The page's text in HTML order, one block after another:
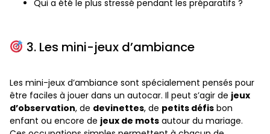
Qui a été le plus stressé pendant les préparatifs ?
3. Les mini-jeux d’ambiance
Les mini-jeux d’ambiance sont spécialement pensés pour
être faciles à jouer dans un autocar. Il peut s’agir de jeux
d’observation, de devinettes, de petits défis bon
enfant ou encore de jeux de mots autour du mariage.